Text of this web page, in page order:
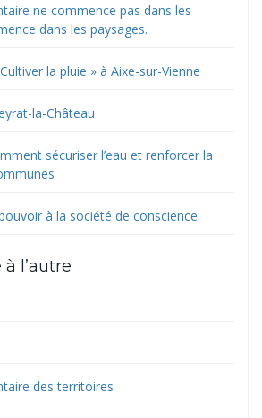
ne commence pas dans les
dans les paysages.
la pluie » à Aixe-sur-Vienne
la-Château
sécuriser l’eau et renforcer la
à la société de conscience
l’autre
des territoires